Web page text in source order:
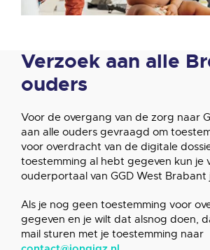
Verzoek aan alle
ouders
Voor de overgang van de zorg naar
aan alle ouders gevraagd om
voor overdracht van de digitale
toestemming al hebt gegeven kun je
ouderportaal van GGD West Brabant
Als je nog geen toestemming voor
gegeven en je wilt dat alsnog doen,
mail sturen met je toestemming naar